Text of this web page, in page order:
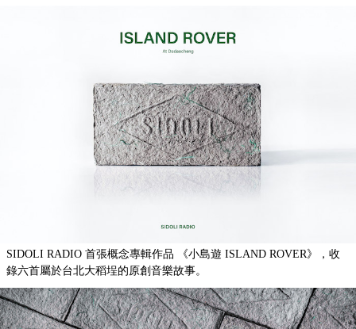
SIDOLI RADIO 首張概念專輯作品 《小島遊 ISLAND ROVER》，收
錄六首屬於台北大稻埕的原創音樂故事。